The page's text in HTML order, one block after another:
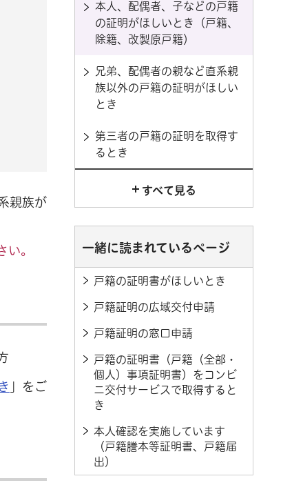
親族が
い。
」をご
本人、配偶者、子などの戸籍
の証明がほしいとき（戸籍、
除籍、改製原戸籍）
兄弟、配偶者の親など直系親
族以外の戸籍の証明がほしい
とき
第三者の戸籍の証明を取得す
るとき
すべて見る
一緒に読まれているページ
戸籍の証明書がほしいとき
戸籍証明の広域交付申請
戸籍証明の窓口申請
戸籍の証明書（戸籍（全部・
個人）事項証明書）をコンビ
ニ交付サービスで取得すると
き
本人確認を実施しています
（戸籍謄本等証明書、戸籍届
出）